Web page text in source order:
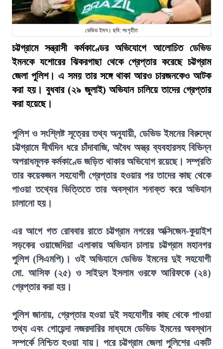
ডেভিড ইমন। ছবি: সংগৃহীত
চট্টগ্রামে সন্ত্রাসী কর্মকাণ্ডের অভিযোগে আলোচিত ডেভিড
ইমনকে যশোরের ঝিকরগাছা থেকে গ্রেপ্তার করেছে চট্টগ্রাম
জেলা পুলিশ। এ সময় তার সঙ্গে থাকা আরও চারজনকেও আটক
করা হয়। বুধবার (২৯ জুলাই) অভিযান চালিয়ে তাদের গ্রেপ্তার
করা হয়েছে।
পুলিশ ও সংশ্লিষ্ট সূত্রের তথ্য অনুযায়ী, ডেভিড ইমনের বিরুদ্ধে
চট্টগ্রামে দীর্ঘদিন ধরে চাঁদাবাজি, অবৈধ অস্ত্র ব্যবহারসহ বিভিন্ন
অপরাধমূলক কর্মকাণ্ডে জড়িত থাকার অভিযোগ রয়েছে। সম্প্রতি
তার কয়েকজন সহযোগী গ্রেপ্তার হওয়ার পর তাদের কাছ থেকে
পাওয়া তথ্যের ভিত্তিতে তার অবস্থান শনাক্ত করে অভিযান
চালানো হয়।
এর আগে গত রোববার রাতে চট্টগ্রাম নগরের অক্সিজেন-কুয়াইশ
সড়কের ওয়াজেদিয়া এলাকায় অভিযান চালায় চট্টগ্রাম মহানগর
পুলিশ (সিএমপি)। ওই অভিযানে ডেভিড ইমনের দুই সহযোগী
মো. আসিফ (২৫) ও সাইদুল ইসলাম ওরফে আরিফকে (২৪)
গ্রেপ্তার করা হয়।
পুলিশ জানায়, গ্রেপ্তার হওয়া দুই সহযোগীর কাছ থেকে পাওয়া
তথ্য এবং গোয়েন্দা নজরদারির মাধ্যমে ডেভিড ইমনের অবস্থান
সম্পর্কে নিশ্চিত হওয়া যায়। পরে চট্টগ্রাম জেলা পুলিশের একটি